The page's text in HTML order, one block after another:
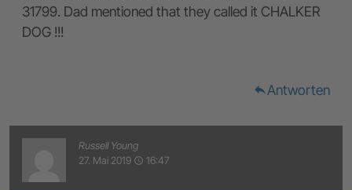
31799. Dad mentioned that they called it CHALKER
DOG !!!
replyAntworten
Russell Young
27. Mai 2019 access_time 16:47